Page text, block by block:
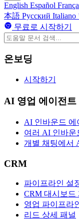
English Español
本語 Русский Italiano
무료로 시작하기
온보딩
시작하기
AI 영업 에이전트
AI 인바운드 에
여러 AI 인바운
개별 채팅에서
CRM
파이프라인 설
CRM 대시보드
영업 파이프라
리드 상세 패널